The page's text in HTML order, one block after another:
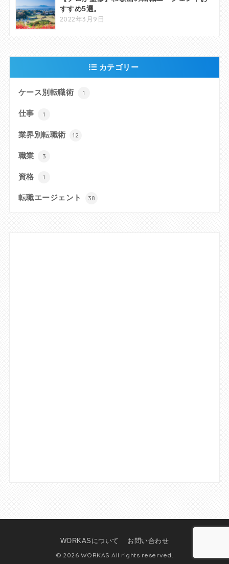
すすめ5選。
2022年3月9日
カテゴリー
ケース別転職術 1
仕事 1
業界別転職術 12
職業 3
資格 1
転職エージェント 38
WORKASについて
お問い合わせ
© 2026 WORKAS All rights reserved.